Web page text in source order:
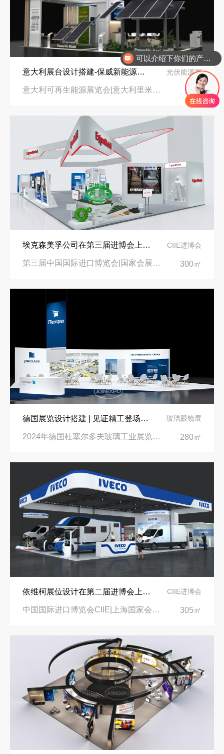
意大利展台设计搭建-保威新能源在意大利里米尼会展中心推出最新产品-中励展览设计策划公司 光伏能源展
意大利可再生能源展览会|意大利里米尼会展中心 96㎡
埃克森美孚公司在第三届进博会上展示非凡的展台搭建设计 CIIE进博会
第三届中国国际进口博览会|国家会展中心 300㎡
德国展览设计搭建 | 见证精工登场玻璃工业展览会 Glasstec 2024 玻璃眼镜展
2024年德国杜塞尔多夫玻璃工业展览会Glasstec|德国杜塞尔多夫会展中心 280㎡
依维柯展位设计在第二届进博会上吸引万千瞩目 CIIE进博会
中国国际进口博览会CIIE|上海国家会展中心 305㎡
可以介绍下你们的产品么